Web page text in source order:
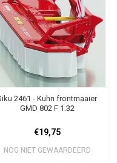
2461 - Kuhn frontmaaier
GMD 802 F 1:32
€19,75
NOG NIET GEWAARDEERD